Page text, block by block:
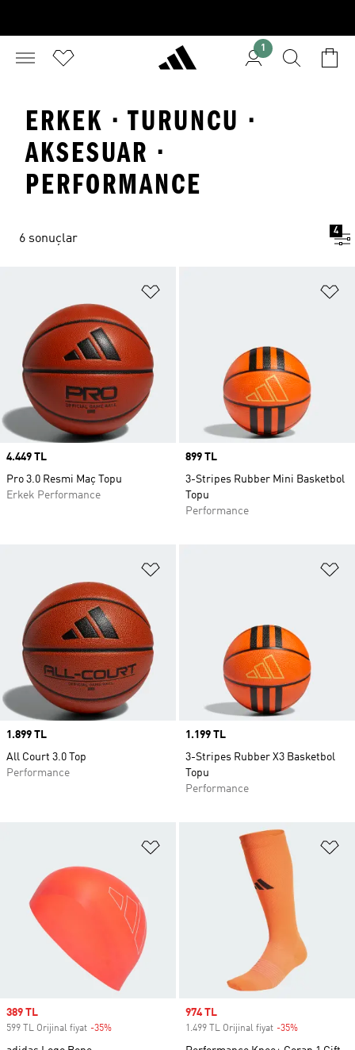
1
ERKEK · TURUNCU ·
AKSESUAR ·
PERFORMANCE
6 sonuçlar
4
Price
4.449 TL
Pro 3.0 Resmi Maç Topu
Erkek Performance
Price
899 TL
3-Stripes Rubber Mini Basketbol
Topu
Performance
Price
1.899 TL
All Court 3.0 Top
Performance
Price
1.199 TL
3-Stripes Rubber X3 Basketbol
Topu
Performance
Favori Listesine Ekle
Sale price
389 TL
599 TL Orijinal fiyat -35%
Sale price
974 TL
1.499 TL Orijinal fiyat -35%